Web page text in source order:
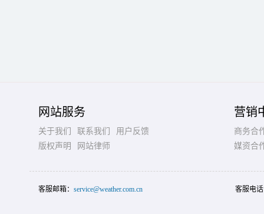
网站服务
关于我们 联系我们
用户反馈
版权声明
网站律师
营销
商务合
媒资合
客服邮箱： service@weather.com.cn 客服电